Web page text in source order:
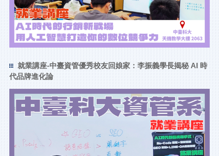
就業講座-中臺資管優秀校友回娘家：李振義學長揭秘 AI 時
代品牌進化論